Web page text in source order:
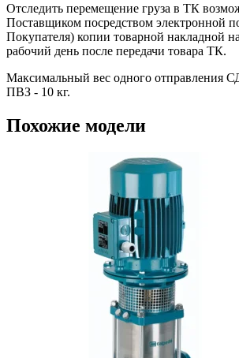
Отследить перемещение груза в ТК
Поставщиком посредством электронной
Покупателя) копии товарной накладной
рабочий день после передачи товара ТК.
Максимальный вес одного отправления
ПВЗ - 10 кг.
Похожие модели